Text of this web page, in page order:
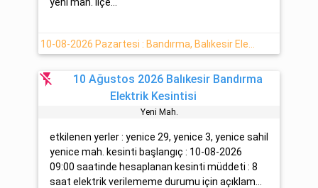
flash_off
10 Ağustos 2026 Balıkesir Bandırma
Elektrik Kesintisi
Yeni̇ Mah.
etkilenen yerler : yenice 29, yenice 3, yenice sahil
yenice mah. kesinti başlangıç : 10-08-2026
09:00 saatinde hesaplanan kesinti müddeti : 8
saat elektrik verilememe durumu için açıklam...